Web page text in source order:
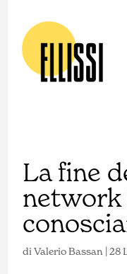
La fine
network
diValerio Bassan |28